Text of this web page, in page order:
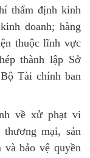
thẩm định kinh
doanh; hàng
thuộc lĩnh vực
thành lập Sở
Tài chính ban
về xử phạt vi
thương mại, sản
và bảo vệ quyền